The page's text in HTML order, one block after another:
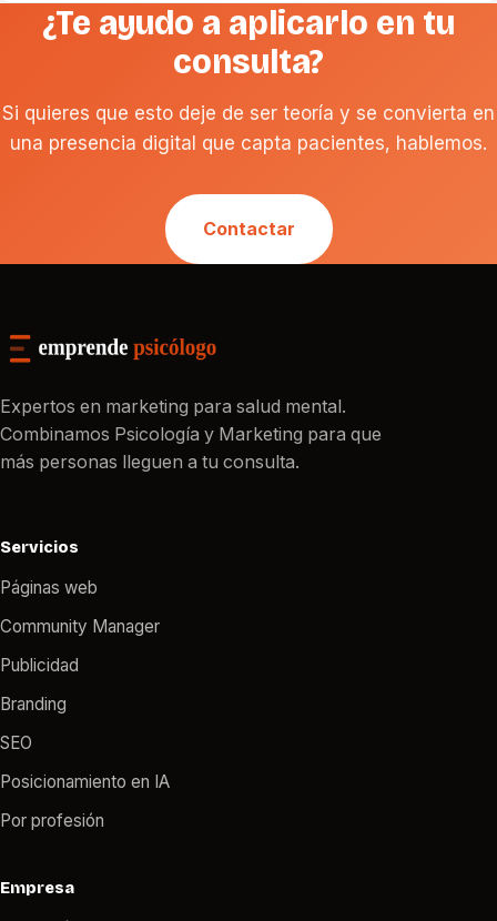
¿Te ayudo a aplicarlo en tu
consulta?
Si quieres que esto deje de ser teoría y se convierta en
una presencia digital que capta pacientes, hablemos.
Contactar
Expertos en marketing para salud mental.
Combinamos Psicología y Marketing para que
más personas lleguen a tu consulta.
Servicios
Páginas web
Community Manager
Publicidad
Branding
SEO
Posicionamiento en IA
Por profesión
Empresa